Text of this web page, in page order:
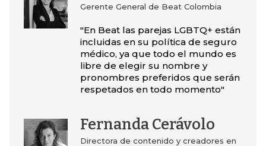
Gerente General de Beat Colombia
"En Beat las parejas LGBTQ+ están
incluidas en su política de seguro
médico, ya que todo el mundo es
libre de elegir su nombre y
pronombres preferidos que serán
respetados en todo momento"
Fernanda Cerávolo
Directora de contenido y creadores en